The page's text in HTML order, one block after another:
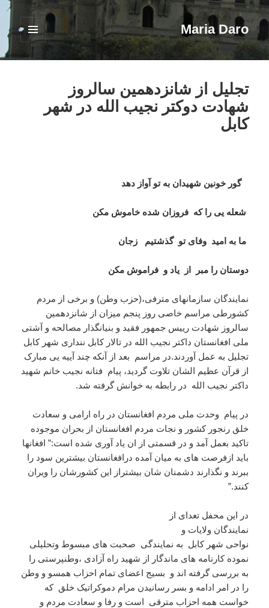
Maria Daro
فهرست
ابزارک‌ها
تجلیل از شانزدهمین سالروز
شهادت دوکتر نجیب الله در شهر
کابل
گور خونین شهیدان به تو آواز دهد
شعله یی را که فروزان شده خاموش مکن
ما به امید وفای تو گذشتیم زجان
دوستان را مبر از یاد و فراموش مکن
نمایندگان سازمانهای مترفی،(حزب وطن) و برخی از مردم
کشورطی مراسم خاصی روز پنجم میزان از شانزدهمین
سالروز شهادت رییس جمهور فقید و بنیانگذار مصالحه و آشتی
ملی افغانستان داکتر نجیب الله در تالار کابل ننداری شهر کابل
تجلیل به عمل آوردند.در مراسم بعد از آنکه چند آییه یی مبارک
از قرآن عظیم الشان تلاوت گردید، پیام فتانه نجیب خانم شهید
داکتر نجیب الله در رابطه به خوانش گرفته شد.
در پیام وحدت ملی مردم افغانستان در راه ارامی و سعادت
خلق رنجور کشور و نجات مردم افغانستان از بحران موجوده
تاکید بعمل آمد و در قسمتی از ان یاد آوری شده است:” افغانها
باید ازفرصت های به میان آمده درافغانستان بیشترین سود را
ببرند و نگذارند دشمنان شان بیشتراز این کشورشان را ویران
کنند.”
در این محفل تعدای از
نمایندگان ولایات و
نواحی شهر کابل به نمایندگی صحبت های مبسوط وتحلیلی
نموده کارنامه های ماندگار از شهید راه آزادی ،وطنپرستی را
به بررسی گرفته اند و بسیج اعضای تمام احزاب همسو و وطن
را در امر ادامه و بسر رسانیدن مرام دموکراتیک خلق که
خواست همه احزاب مترقی است و رفا و سعادت مردم و